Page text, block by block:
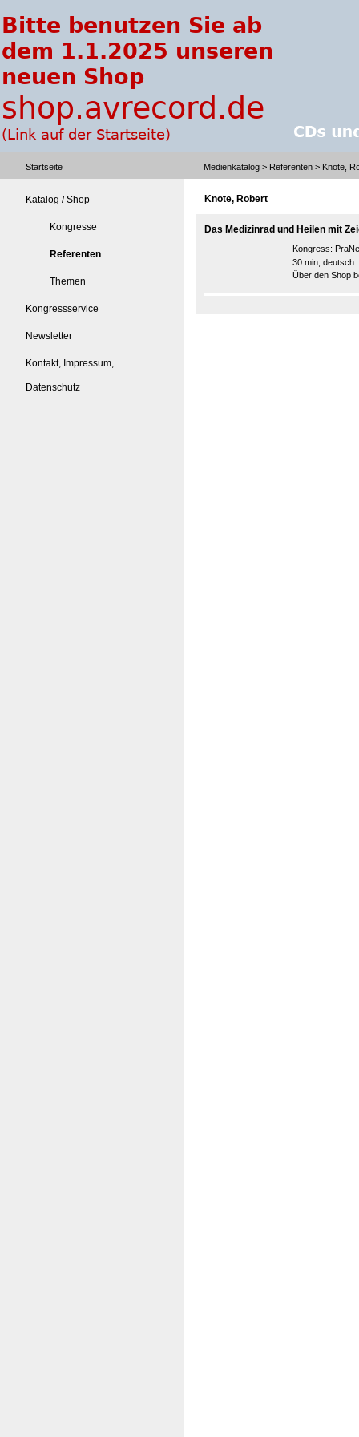
Startseite Medienkatalog > Referenten > Knote,
Katalog / Shop
Kongresse
Referenten
Themen
Kongressservice
Newsletter
Kontakt, Impressum,
Datenschutz
Knote, Robert
Das Medizinrad und Heilen mit
Kongress:
30 min, deutsch
Über den Shop